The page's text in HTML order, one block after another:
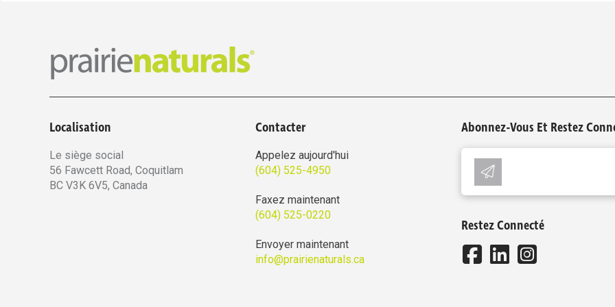
Localisation
Le siège social
56 Fawcett Road, Coquitlam
BC V3K 6V5, Canada
Contacter
Appelez aujourd'hui
(604) 525-4950
Faxez maintenant
(604) 525-0220
Envoyer maintenant
info@prairienaturals.ca
Abonnez-Vous Et Restez
Restez Connecté